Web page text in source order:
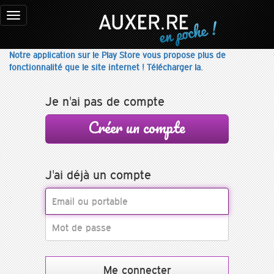
Toggle
navigation
Notre application sur le Play Store vous propose plus de
fonctionnalité que le site internet ! Télécharger la.
Je n'ai pas de compte
Créer un compte
J'ai déjà un compte
Login
Password
Me connecter